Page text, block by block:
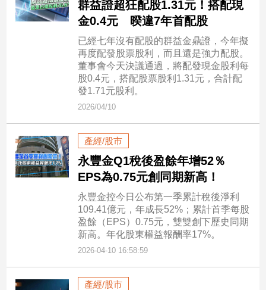
子/
感
影
推
薦
物
群益證超狂配股1.31元！搭配現
金0.4元 暌違7年首配股
已經七年沒有配股的群益金鼎證，今年擬
再度配發股票股利，而且還是強力配股。
董事會今天決議通過，將配發現金股利每
股0.4元，搭配股票股利1.31元，合計配
發1.71元股利。
2026/04/10
產經/股市
永豐金Q1稅後盈餘年增52％
EPS為0.75元創同期新高！
永豐金控今日公布第一季累計稅後淨利
109.41億元，年成長52%；累計首季每股
盈餘（EPS）0.75元，雙雙創下歷史同期
新高。年化股東權益報酬率17%。
2026-04-10 16:58:59
產經/股市